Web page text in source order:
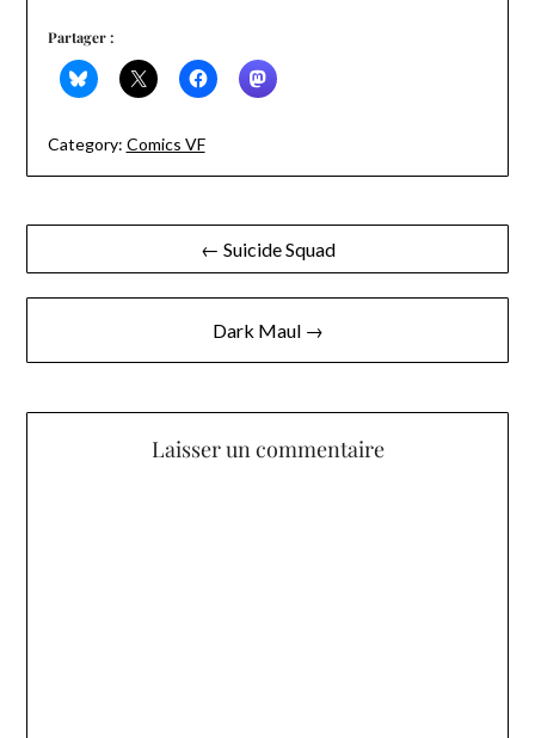
Partager :
Category: Comics VF
Navigation
de
← Suicide Squad
Dark Maul →
Laisser un commentaire